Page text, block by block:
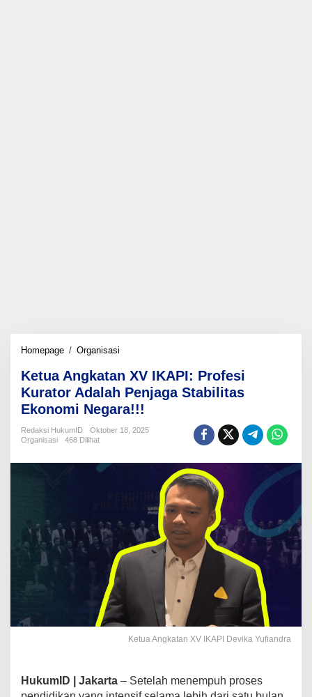
Homepage / Organisasi
XV
IKAPI:
Profesi
Kurator
Adalah
Penjaga
Ekonomi
Ketua Angkatan XV IKAPI: Profesi
Kurator Adalah Penjaga Stabilitas
Ekonomi Negara!!!
Redaksi HukumID
Oktober 18, 2025
Organisasi
468 Dilihat
Ketua Angkatan XV IKAPI Devika Yufiandra
HukumID | Jakarta – Setelah menempuh proses